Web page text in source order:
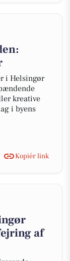
i Helsingør
kreative
i byens
Kopiér link
af